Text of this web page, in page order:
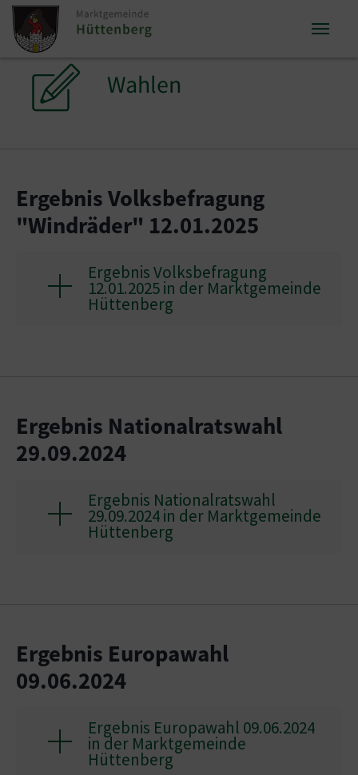
Zum Inhalt springen
Zum Seitenende springen
Sie sind hier: Wahlen
Ergebnis Volksbefragung
"Windräder" 12.01.2025
Ergebnis Volksbefragung
12.01.2025 in der Marktgemeinde
Hüttenberg
Ergebnis Nationalratswahl
29.09.2024
Ergebnis Nationalratswahl
29.09.2024 in der Marktgemeinde
Hüttenberg
Ergebnis Europawahl
09.06.2024
Ergebnis Europawahl 09.06.2024
in der Marktgemeinde
Hüttenberg